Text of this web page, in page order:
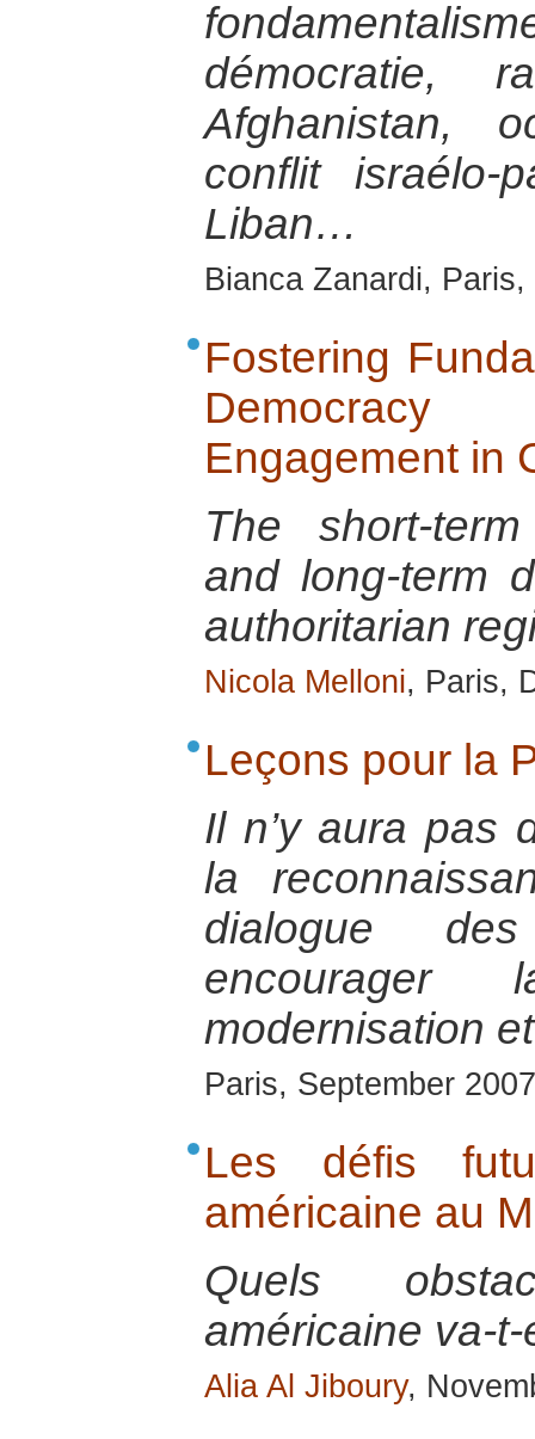
démocratie,
Afghanistan,
conflit israélo-
Liban…
Bianca Zanardi, Paris,
Fostering
Engagement in
The short-
and long-term
authoritarian
Nicola Melloni, Paris,
Leçons pour la
Il n’y aura pas
la
dialogue
modernisation
Paris, September 2007
Les défis
américaine au
Quels
américaine va-
Alia Al Jiboury,